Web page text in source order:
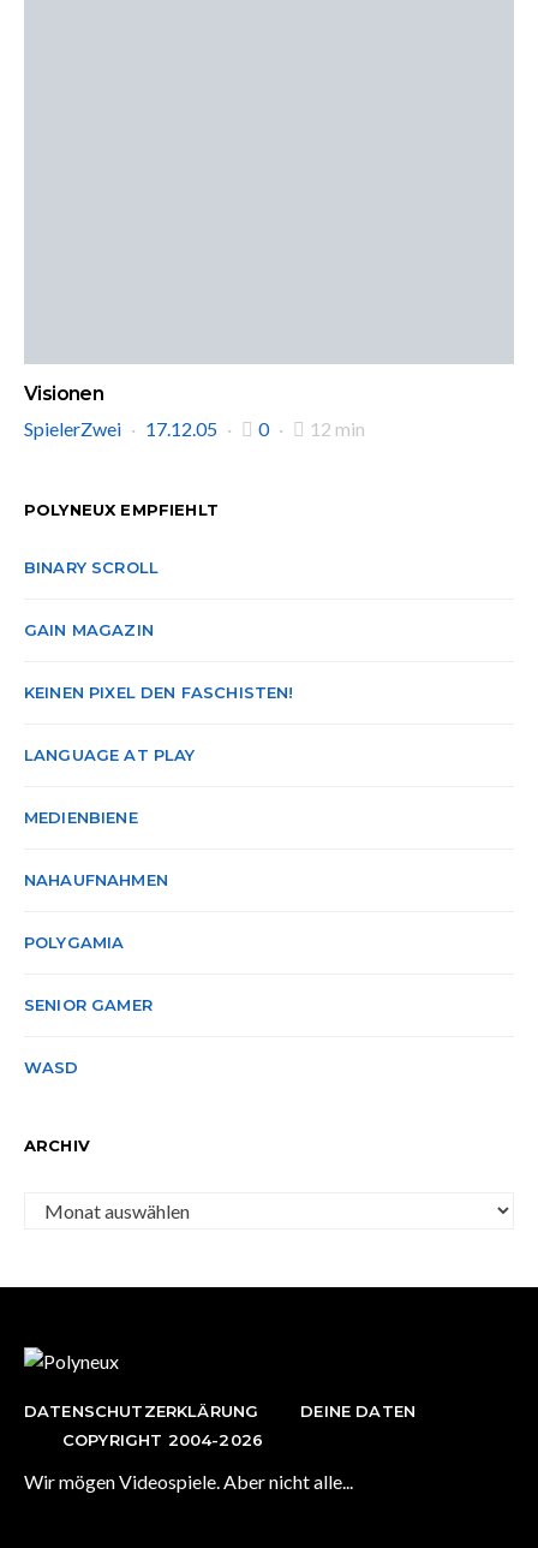
Visionen
SpielerZwei
17.12.05 0 12 min
POLYNEUX EMPFIEHLT
BINARY SCROLL
GAIN MAGAZIN
KEINEN PIXEL DEN FASCHISTEN!
LANGUAGE AT PLAY
MEDIENBIENE
NAHAUFNAHMEN
POLYGAMIA
SENIOR GAMER
WASD
ARCHIV
Archiv
DATENSCHUTZERKLÄRUNG
DEINE DATEN
COPYRIGHT 2004-2026
Wir mögen Videospiele. Aber nicht alle...